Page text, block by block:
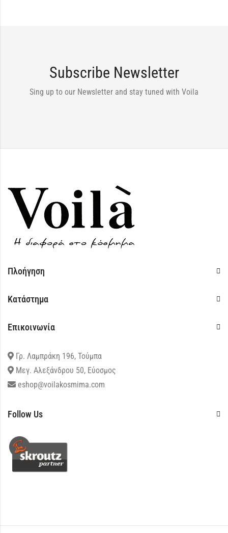
Subscribe Newsletter
Sing up to our Newsletter and stay tuned with Voila
Πλοήγηση
Κατάστημα
Επικοινωνία
Γρ. Λαμπράκη 196, Τούμπα
Μεγ. Αλεξάνδρου 50, Εύοσμος
eshop@voilakosmima.com
Follow Us